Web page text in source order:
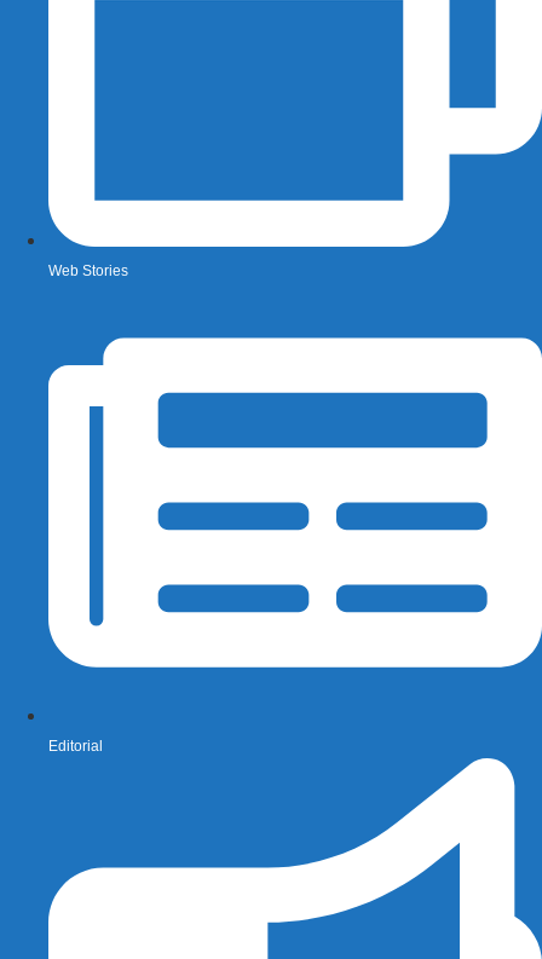
Web Stories
Editorial